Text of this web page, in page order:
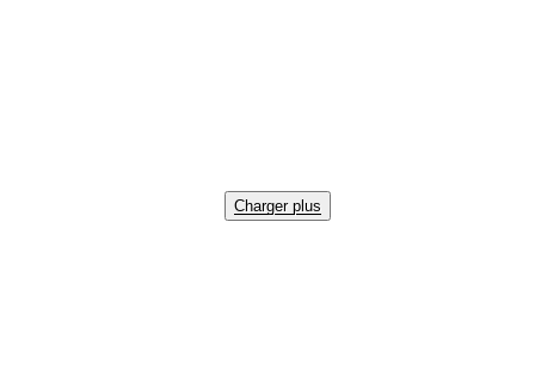
Charger plus